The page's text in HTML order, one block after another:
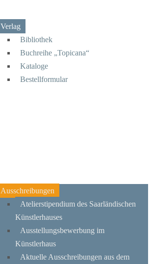
Verlag
Bibliothek
Buchreihe „Topicana“
Kataloge
Bestellformular
Ausschreibungen
Atelierstipendium des Saarländischen
Künstlerhauses
Ausstellungsbewerbung im
Künstlerhaus
Aktuelle Ausschreibungen aus dem